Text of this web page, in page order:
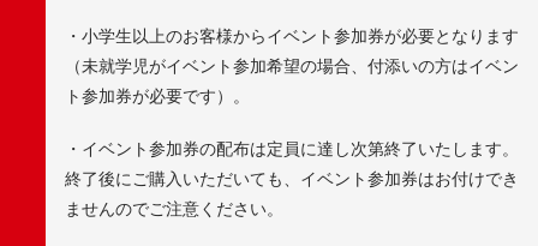
・小学生以上のお客様からイベント参加券が必要となります
（未就学児がイベント参加希望の場合、付添いの方はイベン
ト参加券が必要です）。
・イベント参加券の配布は定員に達し次第終了いたします。
終了後にご購入いただいても、イベント参加券はお付けでき
ませんのでご注意ください。